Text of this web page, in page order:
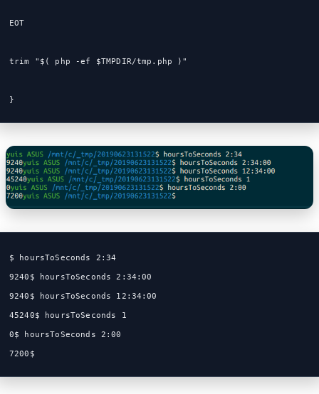
EOT
trim "$( php -ef $TMPDIR/tmp.php )"
}
$ hoursToSeconds 2:34
9240$ hoursToSeconds 2:34:00
9240$ hoursToSeconds 12:34:00
45240$ hoursToSeconds 1
0$ hoursToSeconds 2:00
7200$